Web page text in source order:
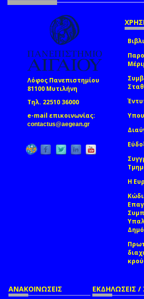
Λόφος Πανεπιστημίου
81100 Μυτιλήνη
Τηλ. 22510 36000
e-mail επικοινωνίας:
contactus@aegean.gr
Η
ΑΝΑΚΟΙΝΩΣΕΙΣ ΕΚΔΗΛΩΣΕΙΣ /